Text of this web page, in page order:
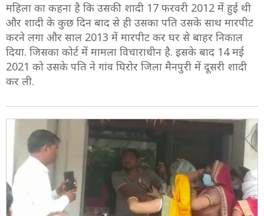
महिला का कहना है कि उसकी शादी 17 फरवरी 2012 में हुई थी
और शादी के कुछ दिन बाद से ही उसका पति उसके साथ मारपीट
करने लगा और साल 2013 में मारपीट कर घर से बाहर निकाल
दिया. जिसका कोर्ट में मामला विचाराधीन है. इसके बाद 14 मई
2021 को उसके पति ने गांव घिरोर जिला मैनपुरी में दूसरी शादी
कर ली.